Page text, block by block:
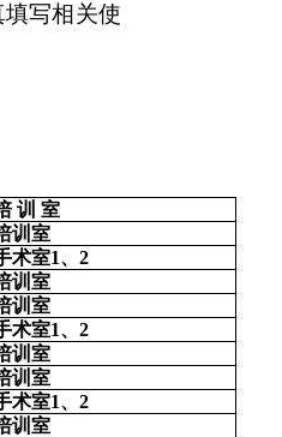
写相关使
训 室
训室
术室1、2
训室
训室
术室1、2
训室
训室
术室1、2
训室